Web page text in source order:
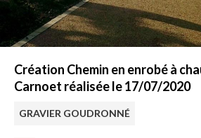
Création Chemin en enrobé à
Carnoet réalisée le 17/07/2020
GRAVIER GOUDRONNÉ